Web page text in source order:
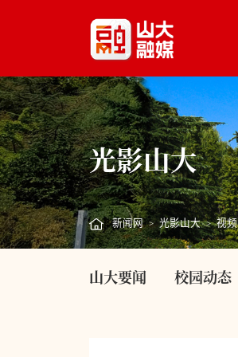
光影山大
新闻网 > 光影山大 > 视频
山大要闻 校园动态